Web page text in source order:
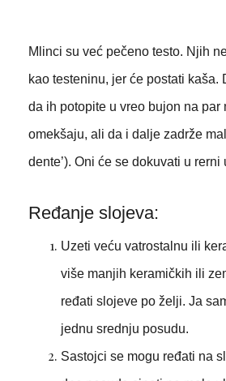
Mlinci su već pečeno testo. Njih
kao testeninu, jer će postati kaša.
da ih potopite u vreo bujon na par
omekšaju, ali da i dalje zadrže
dente’). Oni će se dokuvati u
Ređanje slojeva:
Uzeti veću vatrostalnu ili
više manjih keramičkih ili
ređati slojeve po želji. Ja
jednu srednju posudu.
Sastojci se mogu ređati na